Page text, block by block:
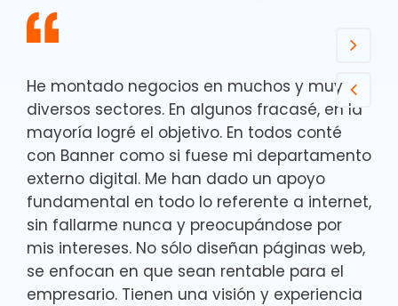
He montado negocios en muchos y muy
diversos sectores. En algunos fracasé, en la
mayoría logré el objetivo. En todos conté
con Banner como si fuese mi departamento
externo digital. Me han dado un apoyo
fundamental en todo lo referente a internet,
sin fallarme nunca y preocupándose por
mis intereses. No sólo diseñan páginas web,
se enfocan en que sean rentable para el
empresario. Tienen una visión y experiencia